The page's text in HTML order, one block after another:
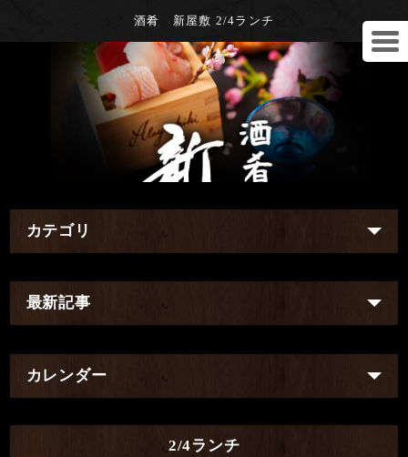
酒肴 新屋敷 2/4ランチ
カテゴリ
最新記事
カレンダー
2/4ランチ